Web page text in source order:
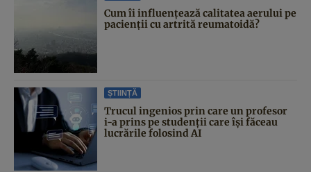
Cum îi influențează calitatea aerului pe
pacienții cu artrită reumatoidă?
ȘTIINȚĂ
Trucul ingenios prin care un profesor
i-a prins pe studenții care își făceau
lucrările folosind AI